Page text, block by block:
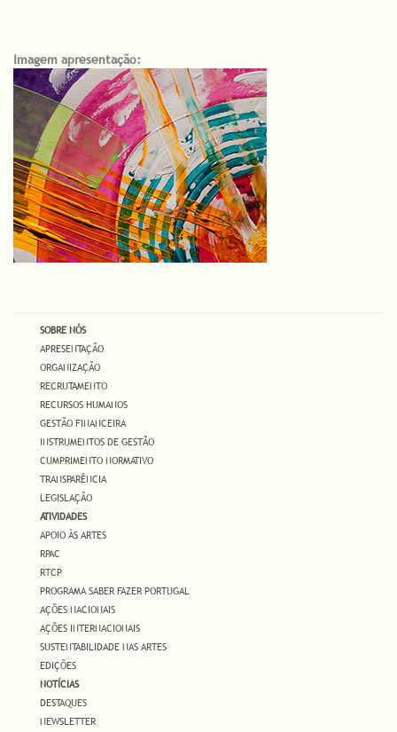
Imagem apresentação:
SOBRE NÓS
APRESENTAÇÃO
ORGANIZAÇÃO
RECRUTAMENTO
RECURSOS HUMANOS
GESTÃO FINANCEIRA
INSTRUMENTOS DE GESTÃO
CUMPRIMENTO NORMATIVO
TRANSPARÊNCIA
LEGISLAÇÃO
ATIVIDADES
APOIO ÀS ARTES
RPAC
RTCP
PROGRAMA SABER FAZER PORTUGAL
AÇÕES NACIONAIS
AÇÕES INTERNACIONAIS
SUSTENTABILIDADE NAS ARTES
EDIÇÕES
NOTÍCIAS
DESTAQUES
NEWSLETTER